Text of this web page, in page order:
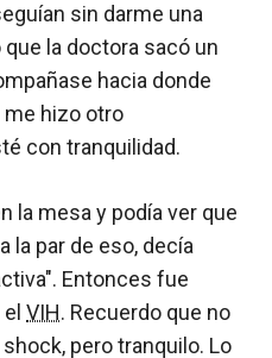
sin darme una
la doctora sacó un
hacia donde
me hizo otro
con tranquilidad.
la mesa y podía ver que
la par de eso, decía
Entonces fue
VIH. Recuerdo que no
shock, pero tranquilo. Lo